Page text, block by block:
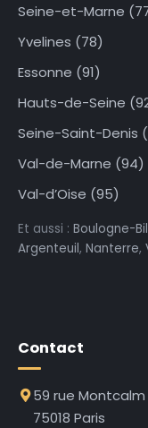
Seine-et-Marne
Yvelines (78)
Essonne (91)
Hauts-de-Seine
Seine-Saint-Denis
Val-de-Marne (94)
Val-d’Oise (95)
Et aussi : Boulogne-
Argenteuil, Nanterre,
Contact
59 rue Montcalm
75018 Paris